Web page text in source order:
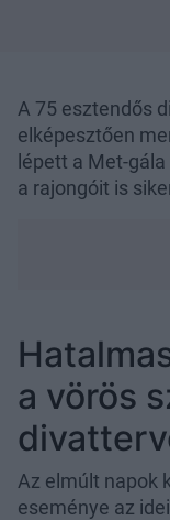
A 75 esztendős
elképesztően
lépett a Met-
a rajongóit is
a vörös
Az elmúlt napok
eseménye az